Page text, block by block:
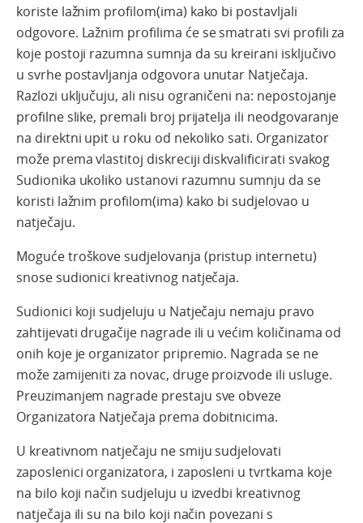
koriste lažnim profilom(ima) kako bi postavljali
odgovore. Lažnim profilima će se smatrati svi profili za
koje postoji razumna sumnja da su kreirani isključivo
u svrhe postavljanja odgovora unutar Natječaja.
Razlozi uključuju, ali nisu ograničeni na: nepostojanje
profilne slike, premali broj prijatelja ili neodgovaranje
na direktni upit u roku od nekoliko sati. Organizator
može prema vlastitoj diskreciji diskvalificirati svakog
Sudionika ukoliko ustanovi razumnu sumnju da se
koristi lažnim profilom(ima) kako bi sudjelovao u
natječaju.
Moguće troškove sudjelovanja (pristup internetu)
snose sudionici kreativnog natječaja.
Sudionici koji sudjeluju u Natječaju nemaju pravo
zahtijevati drugačije nagrade ili u većim količinama od
onih koje je organizator pripremio. Nagrada se ne
može zamijeniti za novac, druge proizvode ili usluge.
Preuzimanjem nagrade prestaju sve obveze
Organizatora Natječaja prema dobitnicima.
U kreativnom natječaju ne smiju sudjelovati
zaposlenici organizatora, i zaposleni u tvrtkama koje
na bilo koji način sudjeluju u izvedbi kreativnog
natječaja ili su na bilo koji način povezani s